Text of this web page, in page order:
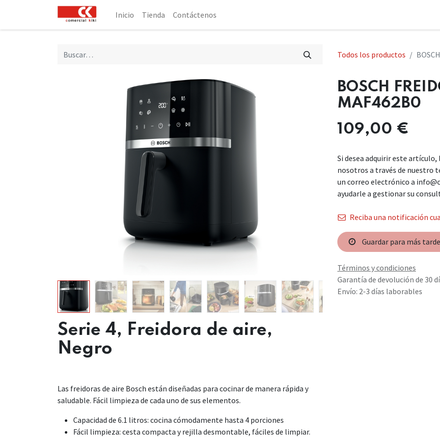
Inicio Tienda Contáctenos
Todos los productos
Serie 4, Freidora de aire,
Negro
Las freidoras de aire Bosch están diseñadas para cocinar de manera rápida y
saludable. Fácil limpieza de cada uno de sus elementos.
Capacidad de 6.1 litros: cocina cómodamente hasta 4 porciones
Fácil limpieza: cesta compacta y rejilla desmontable, fáciles de limpiar.
BOSCH
MAF462B0
109,00 €
Si desea adquirir este
nosotros a través de nuestro
un correo electrónico a
ayudarle a gestionar su
Reciba una notificación
Guardar para más tarde
Términos y condiciones
Garantía de devolución de 30
Envío: 2-3 días laborables